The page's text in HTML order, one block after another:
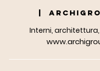
|
Interni,